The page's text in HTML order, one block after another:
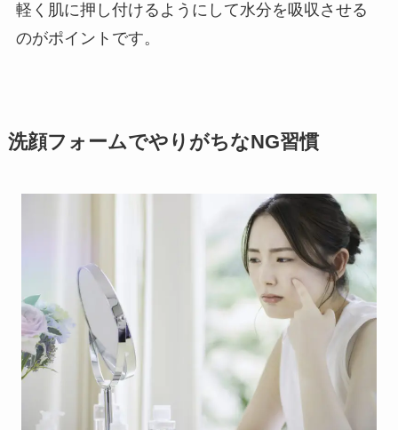
軽く肌に押し付けるようにして水分を吸収させる
のがポイントです。
洗顔フォームでやりがちな NG習慣